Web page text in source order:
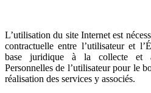
L’utilisation du site Internet est
contractuelle entre l’utilisateur et
base juridique à la collecte et
Personnelles de l’utilisateur pour le
réalisation des services y associés.